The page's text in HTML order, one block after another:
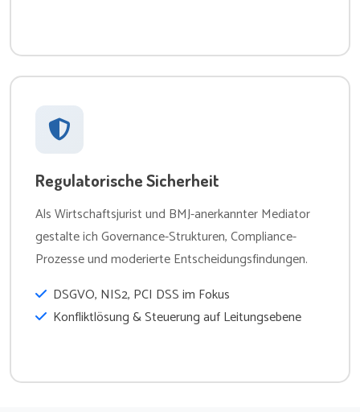
Regulatorische Sicherheit
Als Wirtschaftsjurist und BMJ-anerkannter Mediator
gestalte ich Governance-Strukturen, Compliance-
Prozesse und moderierte Entscheidungsfindungen.
DSGVO, NIS2, PCI DSS im Fokus
Konfliktlösung & Steuerung auf Leitungsebene